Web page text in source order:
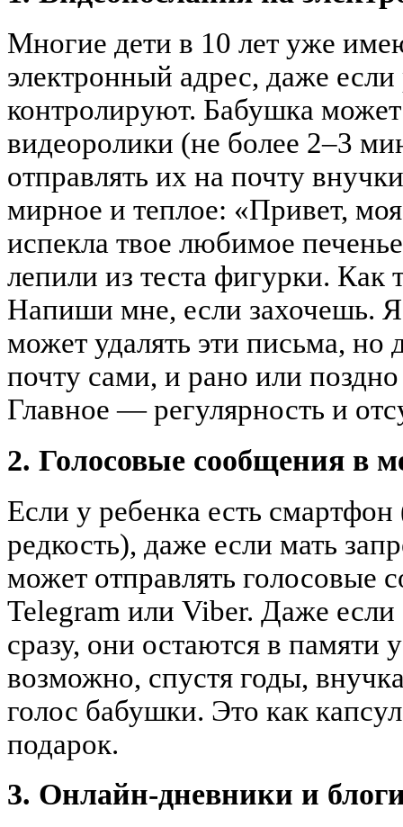
Многие дети в 10 лет уже
электронный адрес, даже если
контролируют. Бабушка может
видеоролики (не более 2–3
отправлять их на почту
мирное и теплое: «Привет,
испекла твое любимое
лепили из теста фигурки. Как
Напиши мне, если захочешь. Я
может удалять эти письма, но
почту сами, и рано или
Главное — регулярность и
2. Голосовые сообщения в
Если у ребенка есть смартфон
редкость), даже если мать
может отправлять голосовые
Telegram или Viber. Даже
сразу, они остаются в памяти
возможно, спустя годы,
голос бабушки. Это как
подарок.
3. Онлайн-дневники и